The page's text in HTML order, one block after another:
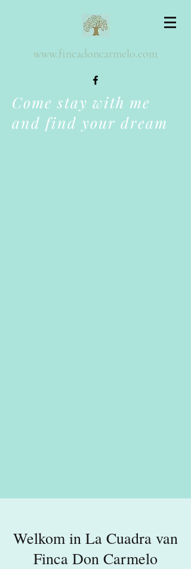
www.fincadoncarmelo.com
Come stay with me
and find your dream
Welkom in La Cuadra van
Finca Don Carmelo